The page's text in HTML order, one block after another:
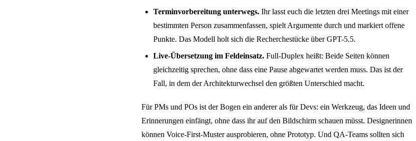
Terminvorbereitung unterwegs. Ihr lasst euch die letzten drei Meetings mit einer
bestimmten Person zusammenfassen, spielt Argumente durch und markiert offene
Punkte. Das Modell holt sich die Recherchestücke über GPT-5.5.
Live-Übersetzung im Feldeinsatz. Full-Duplex heißt: Beide Seiten können
gleichzeitig sprechen, ohne dass eine Pause abgewartet werden muss. Das ist der
Fall, in dem der Architekturwechsel den größten Unterschied macht.
Für PMs und POs ist der Bogen ein anderer als für Devs: ein Werkzeug, das Ideen und
Erinnerungen einfängt, ohne dass ihr auf den Bildschirm schauen müsst. Designerinnen
können Voice-First-Muster ausprobieren, ohne Prototyp. Und QA-Teams sollten sich